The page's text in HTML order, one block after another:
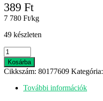
389 Ft
7 780 Ft/kg
49 készleten
Kinder
T4
csokoládé
50g
mennyiség
Kosárba
Cikkszám: 80177609 Kategória:
További információk